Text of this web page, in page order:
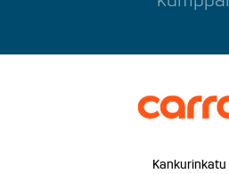
Kankurinkatu